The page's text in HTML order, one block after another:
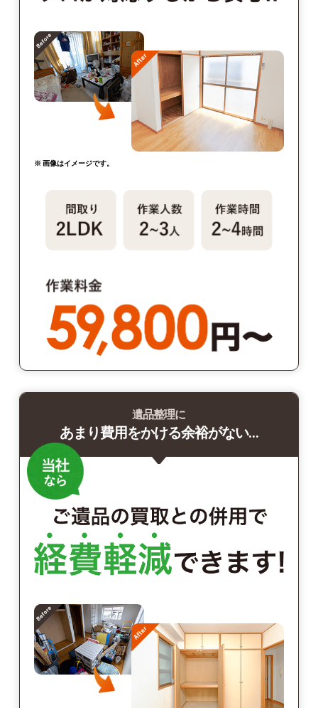
※ 画像はイメージです。
遺品整理に
あまり費用をかける余裕がない…